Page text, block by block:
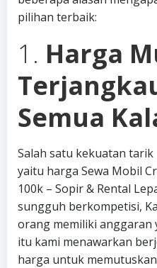
pilihan terbaik:
1. Harga
Semua
Salah satu kekuatan
yaitu harga Sewa Mobil
100k – Sopir & Rental
sungguh berkompetisi,
orang memiliki anggaran
itu kami menawarkan
harga untuk